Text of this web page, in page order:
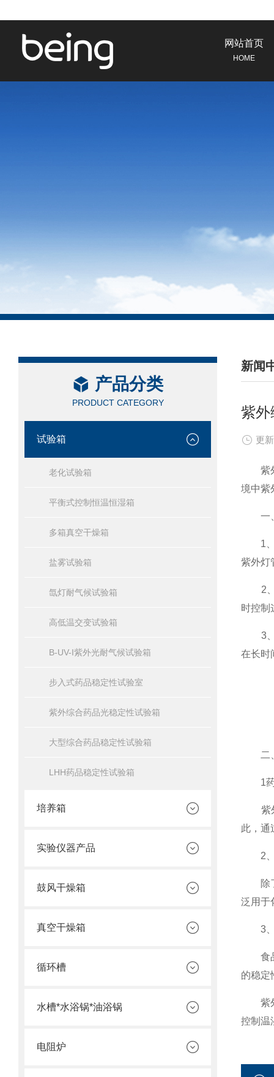
网站首页
HOME
产品分类
PRODUCT CATEGORY
试验箱
老化试验箱
平衡式控制恒温恒湿箱
多箱真空干燥箱
盐雾试验箱
氙灯耐气候试验箱
高低温交变试验箱
B-UV-I紫外光耐气候试验箱
步入式药品稳定性试验室
紫外综合药品光稳定性试验箱
大型综合药品稳定性试验箱
LHH药品稳定性试验箱
培养箱
实验仪器产品
鼓风干燥箱
真空干燥箱
循环槽
水槽*水浴锅*油浴锅
电阻炉
新闻
/
紫外
更
紫外
境中紫
一、
1、
紫外灯
2、
时控制
3、
在长时
二、
1药
紫外
此，通
2、
除了
泛用于
3、
食品
的稳定
紫外
控制温